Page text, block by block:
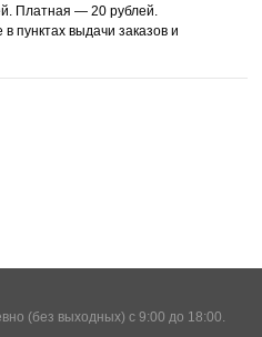
Платная — 20 рублей.
пунктах выдачи заказов и
(без выходных) с 9:00 до 18:00.